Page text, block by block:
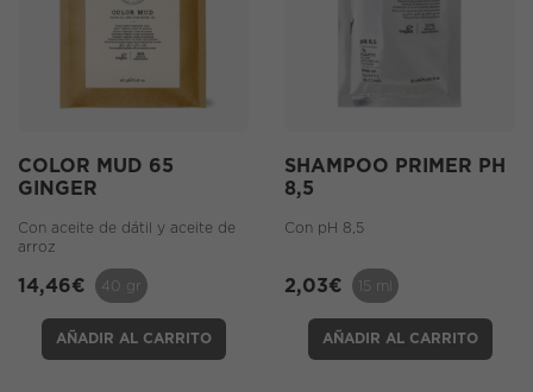
COLOR MUD 65
GINGER
Con aceite de dátil y aceite de
arroz
14,46€ 40 gr
AÑADIR AL CARRITO
SHAMPOO PRIMER PH
8,5
Con pH 8,5
2,03€ 15 ml
AÑADIR AL CARRITO